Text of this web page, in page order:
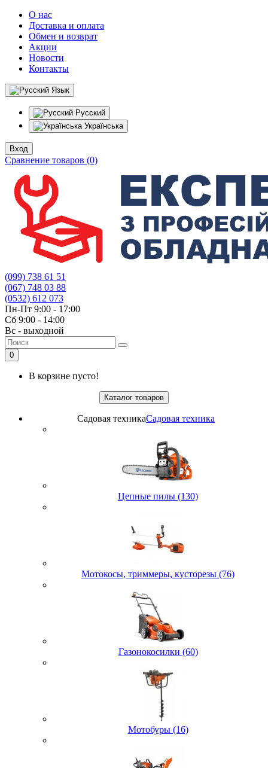
О нас
Доставка и оплата
Обмен и возврат
Акции
Новости
Контакты
Язык
Русский
Українська
Вход
Сравнение товаров (0)
(099) 738 61 51
(067) 748 03 88
(0532) 612 073
Пн-Пт 9:00 - 17:00
Сб 9:00 - 14:00
Вс - выходной
0
В корзине пусто!
Каталог товаров
Садовая техникаСадовая техника
Цепные пилы (130)
Мотокосы, триммеры, кусторезы (76)
Газонокосилки (60)
Мотобуры (16)